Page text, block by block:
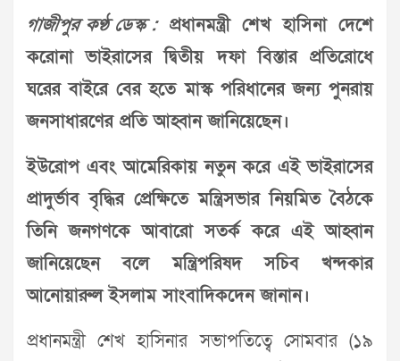
গাজীপুর কণ্ঠ ডেস্ক :প্রধানমন্ত্রী শেখ হাসিনা দেশে
করোনা ভাইরাসের দ্বিতীয় দফা বিস্তার প্রতিরোধে
ঘরের বাইরে বের হতে মাস্ক পরিধানের জন্য পুনরায়
জনসাধারণের প্রতি আহ্বান জানিয়েছেন।
ইউরোপ এবং আমেরিকায় নতুন করে এই ভাইরাসের
প্রাদুর্ভাব বৃদ্ধির প্রেক্ষিতে মন্ত্রিসভার নিয়মিত বৈঠকে
তিনি জনগণকে আবারো সতর্ক করে এই আহ্বান
জানিয়েছেন বলে মন্ত্রিপরিষদ সচিব খন্দকার
আনোয়ারুল ইসলাম সাংবাদিকদেন জানান।
প্রধানমন্ত্রী শেখ হাসিনার সভাপতিত্বে সোমবার (১৯